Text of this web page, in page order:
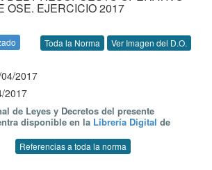
OSE. EJERCICIO 2017
Toda la Norma Ver Imagen del D.O.
2017
2017
de Leyes y Decretos del presente
disponible en la Librería Digital de
Referencias a toda la norma